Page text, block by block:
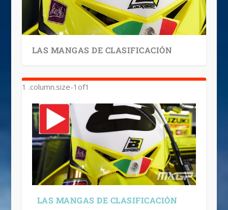
LAS MANGAS DE CLASIFICACIÓN
LAS MANGAS DE CLASIFICACIÓN